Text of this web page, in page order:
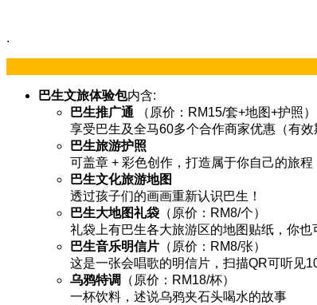
.
巴生文旅体验包内含:
巴生推广通 （原价：RM15/套+地图+护照）
享受巴生及全马60多个合作商家优惠（有效
巴生旅游护照
可盖章 + 彩色创作，打造属于你自己的旅程
巴生文化旅游地图
透过孩子们的画画重新认识巴生！
巴生大地图礼袋 （原价：RM8/个）
礼袋上有巴生各大旅游区的地图贴纸，你也
巴生音乐明信片 （原价：RM8/张）
这是一张会唱歌的明信片，扫描QR可听见
乌鸦特调
（原价：RM18/杯）
一杯饮料，述说乌鸦夹石头喝水的故事